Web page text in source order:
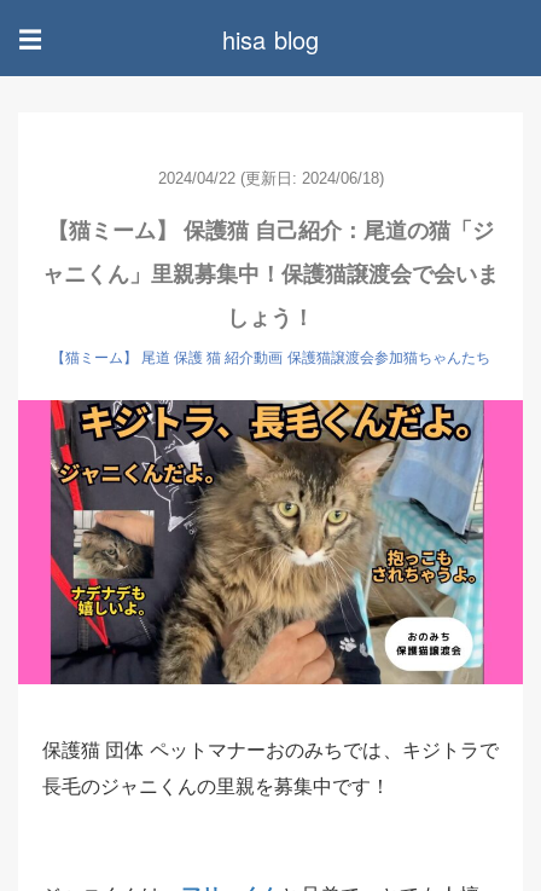
☰ hisa blog
2024/04/22 (更新日: 2024/06/18)
【猫ミーム】 保護猫 自己紹介：尾道の猫「ジ
ャニくん」里親募集中！保護猫譲渡会で会いま
しょう！
【猫ミーム】 尾道 保護 猫 紹介動画 保護猫譲渡会参加猫ちゃんたち
保護猫 団体 ペットマナーおのみちでは、キジトラで
長毛のジャニくんの里親を募集中です！